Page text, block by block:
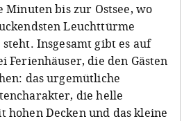
Minuten bis zur Ostsee, wo
Leuchttürme
Insgesamt gibt es auf
Ferienhäuser, die den Gästen
das urgemütliche
die helle
hohen Decken und das kleine